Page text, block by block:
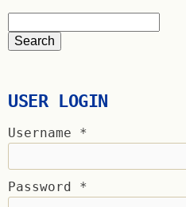
USER LOGIN
Username *
Password *